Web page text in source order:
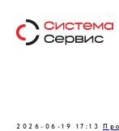
2026-06-19 17:13